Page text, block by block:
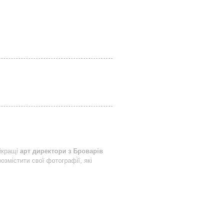
арт директори з Броварів
свої фотографії, які